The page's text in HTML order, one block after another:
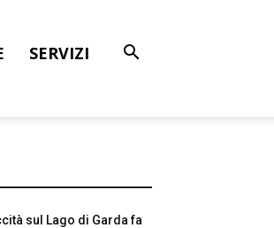
SERVIZI
sul Lago di Garda fa